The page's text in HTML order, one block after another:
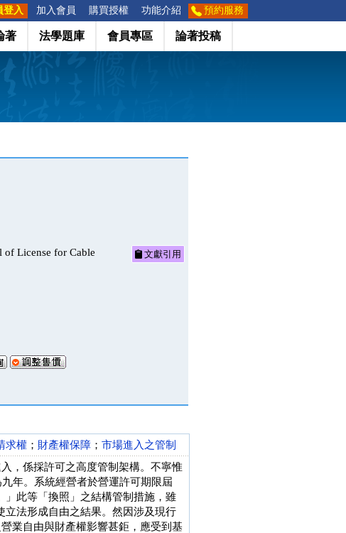
登入 加入會員 購買授權 功能介紹 預約服務
著 法學題庫 會員專區 論著投稿
License for Cable
文獻引用
求權 ； 財產權保障 ； 市場進入之管制
，係採許可之高度管制架構。不寧惟
年。系統經營者於營運許可期限屆
此等「換照」之結構管制措施，雖
立法形成自由之結果。然因涉及現行
業自由與財產權影響甚鉅，應受到基